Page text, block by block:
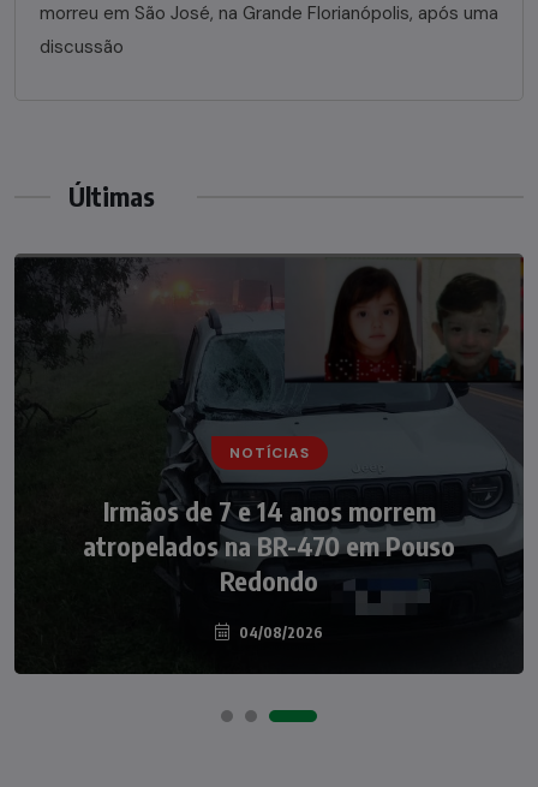
morreu em São José, na Grande Florianópolis, após uma
discussão
Últimas
NOTÍCIAS
Irmãos de 7 e 14 anos morrem
atropelados na BR-470 em Pouso
Redondo
04/08/2026
NOTÍCIAS
Nádia Menegazzi leva o nome de Taió ao
palco do Programa Silvio Santos
07/08/2026